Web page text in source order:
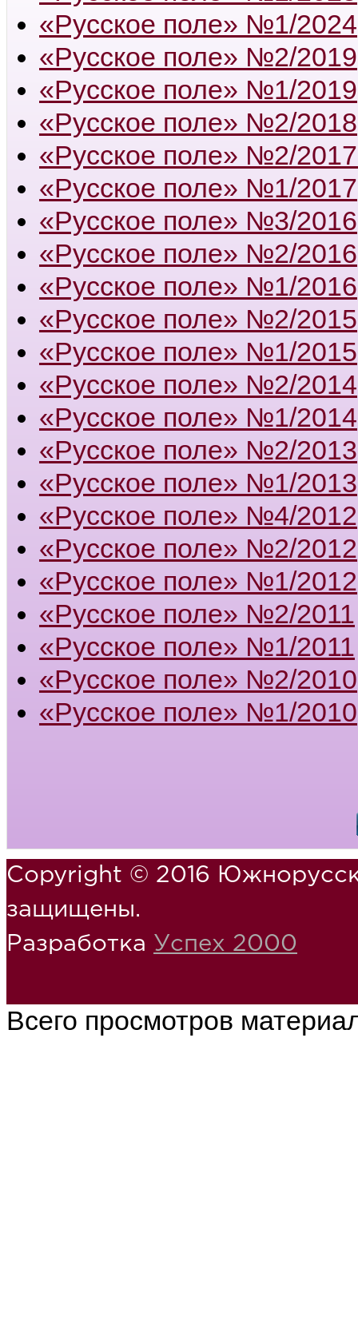
«Русское поле» №1/2024
«Русское поле» №2/2019
«Русское поле» №1/2019
«Русское поле» №2/2018
«Русское поле» №2/
«Русское поле» №1/2017
«Русское поле» №3/2016
«Русское поле» №2/2016
«Русское поле» №1/2016
«Русское поле» №2/2015
«Русское поле» №1/2015
«Русское поле» №2/2014
«Русское поле» №1/2014
«Русское поле» №2/2013
«Русское поле» №1/2013
«Русское поле» №4/2012
«Русское поле» №2/2012
«Русское поле» №1/2012
«Русское поле» №2/2011
«Русское поле» №1/2011
«Русское поле» №2/2010
«Русское поле» №1/2010
Copyright © 2016
защищены.
Разработка Успех 2000
Всего просмотров